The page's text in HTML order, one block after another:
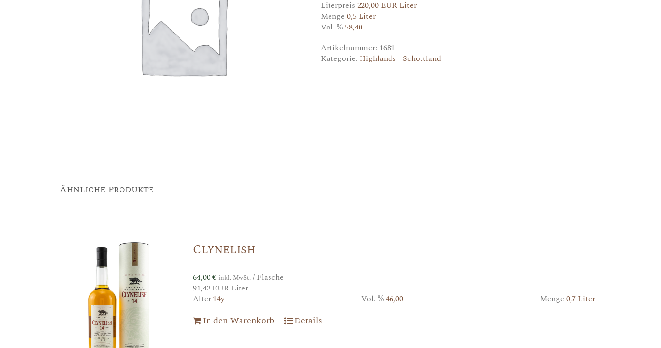
Literpreis 220,00 EUR Liter
Menge 0,5 Liter
Vol. % 58,40
Artikelnummer: 1681
Kategorie: Highlands - Schottland
Ähnliche Produkte
Clynelish
64,00€ inkl. MwSt./ Flasche
91,43 EUR Liter
Alter 14y Vol. %46,00 Menge 0,7 Liter
In den Warenkorb Details